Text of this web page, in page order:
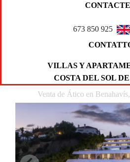
673 850 925
VILLAS Y
COSTA DEL SOL
Venta de Ático en